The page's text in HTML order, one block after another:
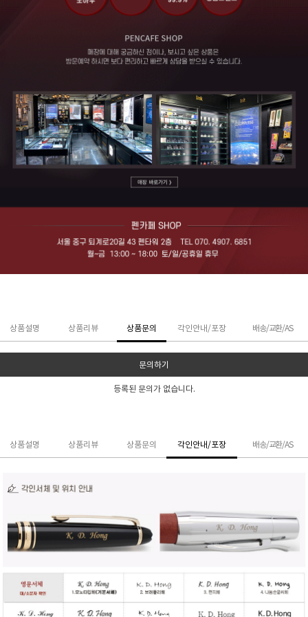
상품설명 상품리뷰 상품문의 각인안내/포장 배송/교환/AS
문의하기
등록된 문의가 없습니다.
상품설명 상품리뷰 상품문의 각인안내/포장 배송/교환/AS